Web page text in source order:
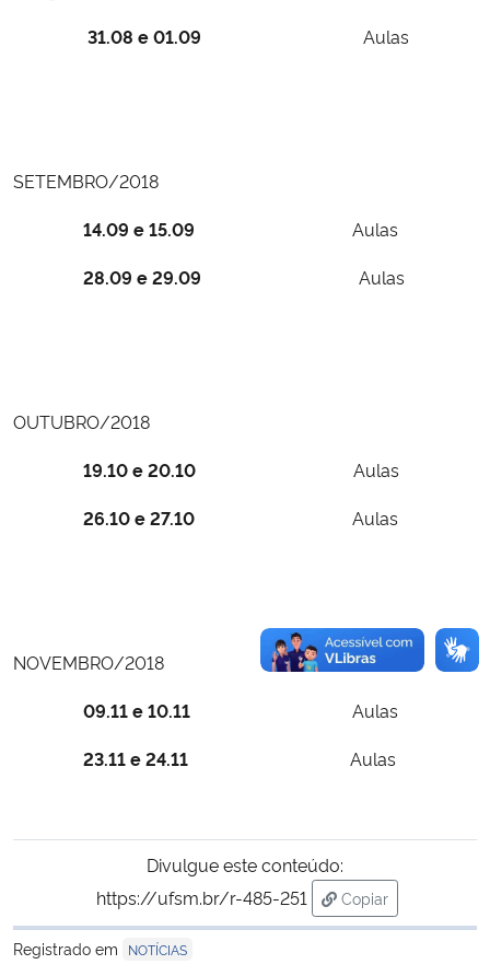
Gabinete de Segurança Institucional
31.08 e 01.09 Aulas
SETEMBRO/2018
14.09 e 15.09 Aulas
28.09 e 29.09
Aulas
OUTUBRO/2018
19.10 e 20.10
Aulas
26.10 e 27.10 Aulas
NOVEMBRO/2018
09.11 e 10.11 Aulas
23.11 e 24.11 Aulas
Divulgue este conteúdo:
https://ufsm.br/r-485-251
Copiar
para área de
Registrado em
NOTÍCIAS